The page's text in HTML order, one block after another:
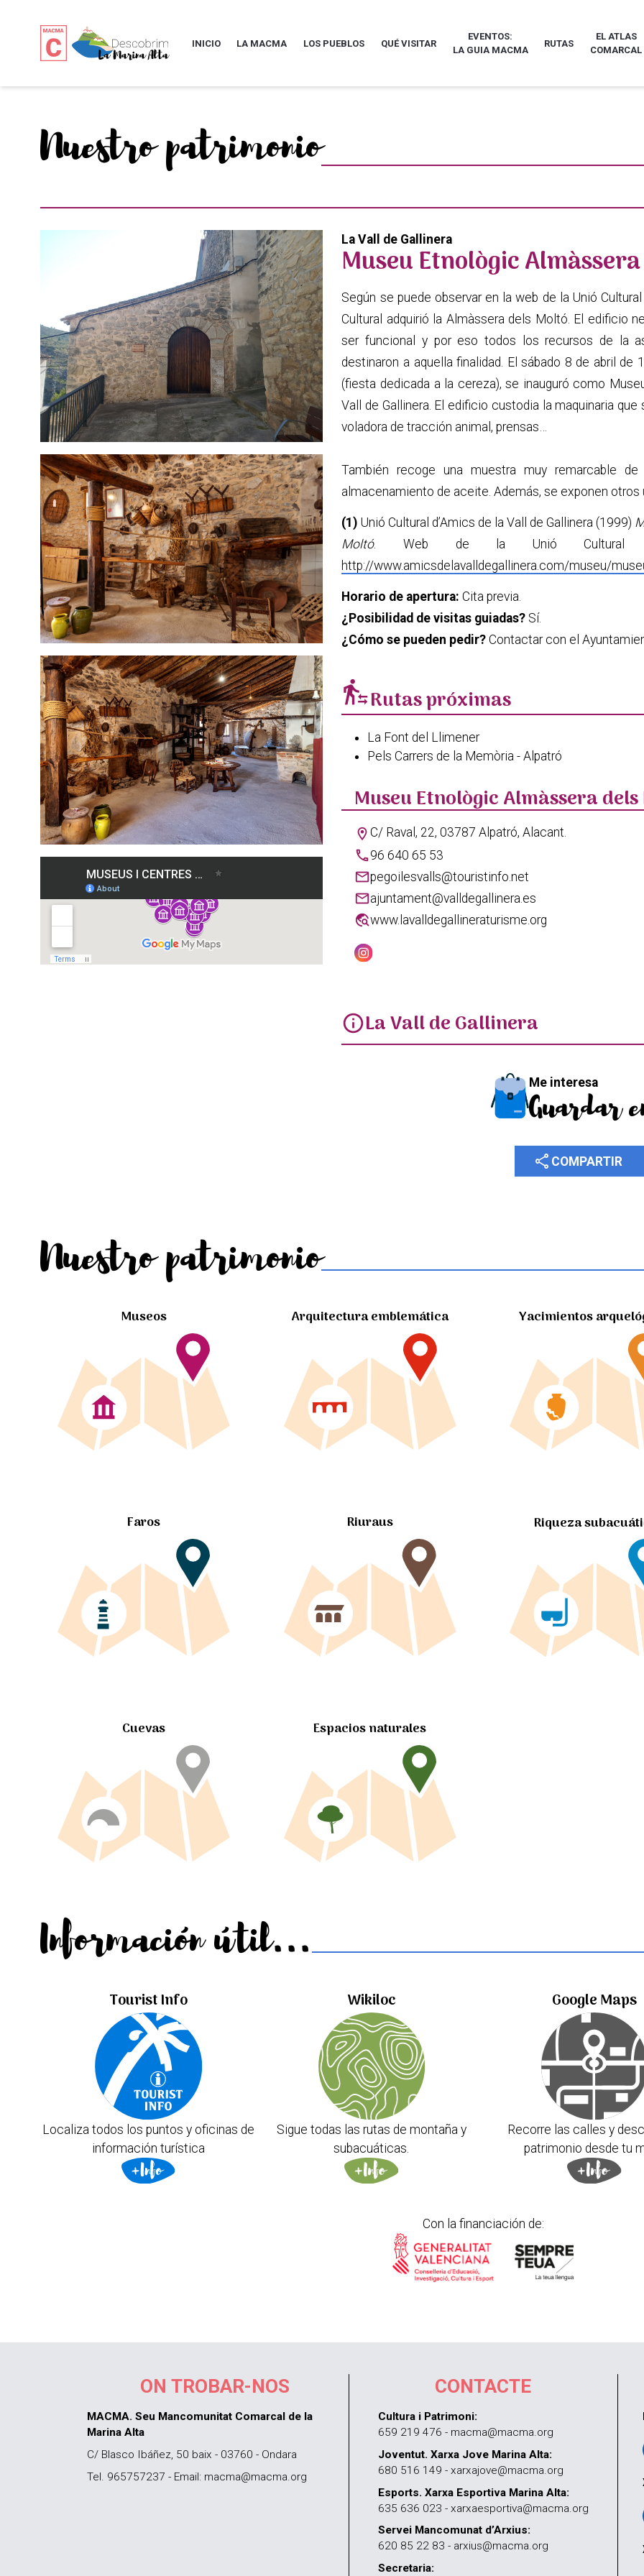
INICIO LA MACMA LOS PUEBLOS QUÉ VISITAR
EVENTOS:
LA GUIA MACMA
RUTAS
EL ATLAS
COMARCAL
Nuestro patrimonio
La Vall de Gallinera
Museu Etnològic
Según se puede observar en la web de la Unió
Cultural adquirió la Almàssera dels Moltó. El edificio
ser funcional y por eso todos los recursos de la
destinaron a aquella finalidad. El sábado 8 de abril
(fiesta dedicada a la cereza), se inauguró como
Vall de Gallinera. El edificio custodia la maquinaria
voladora de tracción animal, prensas…
También recoge una muestra muy remarcable
almacenamiento de aceite. Además, se exponen
(1) Unió Cultural d’Amics de la Vall de Gallinera (1999)
Moltó. Web de la Unió Cultural
http://www.amicsdelavalldegallinera.com/museu/
Horario de apertura: Cita previa.
¿Posibilidad de visitas guiadas? Sí.
¿Cómo se pueden pedir?Contactar con el
transfer_within_a_stationRutas próximas
La Font del Llimener
Pels Carrers de la Memòria - Alpatró
Museu Etnològic Almàssera
location_onC/ Raval, 22, 03787 Alpatró, Alacant.
phone96 640 65 53
mailpegoilesvalls@touristinfo.net
mailajuntament@valldegallinera.es
travel_explorewww.lavalldegallineraturisme.org
infoLa Vall de Gallinera
Me interesa
Guardar
share COMPARTIR
Nuestro patrimonio
Museos Arquitectura emblemática Yacimientos
Faros Riuraus Riqueza
Cuevas Espacios naturales
Información útil...
Tourist Info
Localiza todos los puntos y oficinas de
información turística
Wikiloc
Sigue todas las rutas de montaña y
subacuáticas.
Google Maps
Recorre las calles y
patrimonio desde tu
Con la financiación de:
ON TROBAR-NOS
MACMA. Seu Mancomunitat Comarcal de la
Marina Alta
C/ Blasco Ibáñez, 50 baix - 03760 - Ondara
Tel. 965757237 - Email: macma@macma.org
CONTACTE
Cultura i Patrimoni:
659 219 476 - macma@macma.org
Joventut. Xarxa Jove Marina Alta:
680 516 149 - xarxajove@macma.org
Esports. Xarxa Esportiva Marina Alta:
635 636 023 - xarxaesportiva@macma.org
Servei Mancomunat d’Arxius:
620 85 22 83 - arxius@macma.org
Secretaria: